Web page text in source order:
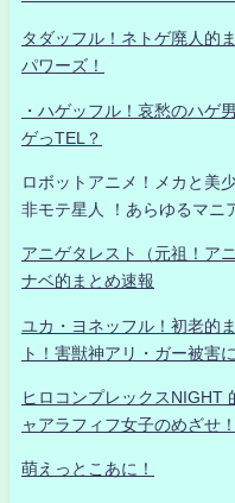
タダッフル！ネトゲ廃人的
パワーズ！
・ハゲッフル！哀愁のハゲ
ゲっTEL？
ロボットアニメ！メカと美
非モテ星人 ！あらゆるマニ
アニゲタレスト（元祖！ア
ナベ的まとめ速報
ユカ・ヨネッフル！初老的
ト！害獣神アリ・ガー被害
ヒロコンプレックスNIGHT
ャアラフィフ女子のめざせ
萌えっとこあに！